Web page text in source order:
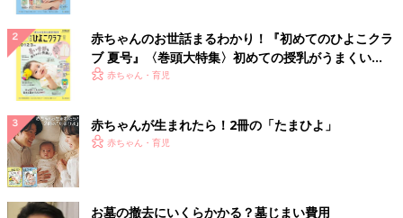
赤ちゃんのお世話まるわかり！『初めてのひよこクラ
ブ 夏号』〈巻頭大特集〉初めての授乳がうまくい
く！ おっぱい・ミルクの基本と夏のトラブル 解決テ
赤ちゃん・育児
赤ちゃんが生まれたら！2冊の「たまひよ」
赤ちゃん・育児
お墓の撤去にいくらかかる？墓じまい費用